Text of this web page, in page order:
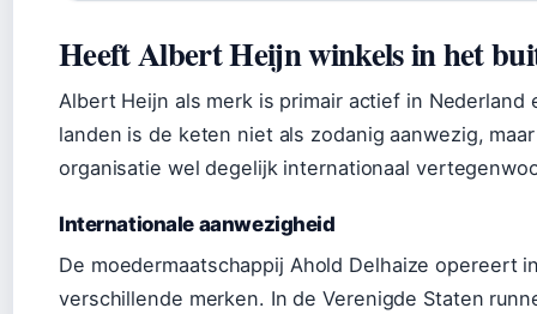
Heeft Albert Heijn winkels in het
Albert Heijn als merk is primair actief in Nederland
landen is de keten niet als zodanig aanwezig,
organisatie wel degelijk internationaal
Internationale aanwezigheid
De moedermaatschappij Ahold Delhaize opereert
verschillende merken. In de Verenigde Staten